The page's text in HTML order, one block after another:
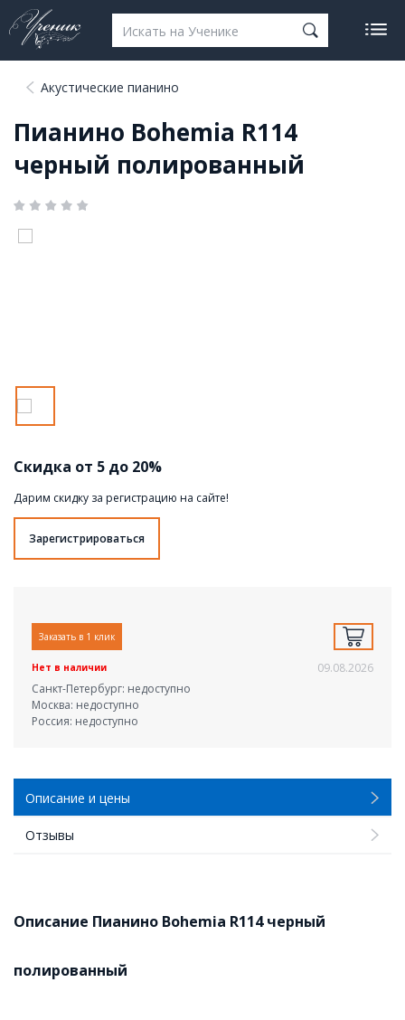
Акустические пианино
Пианино Bohemia R114
черный полированный
Скидка от 5 до 20%
Дарим скидку за регистрацию на сайте!
Зарегистрироваться
Заказать в 1 клик
Нет в наличии
09.08.2026
Санкт-Петербург: недоступно
Москва: недоступно
Россия: недоступно
Описание и цены
Отзывы
Описание Пианино Bohemia R114 черный
полированный